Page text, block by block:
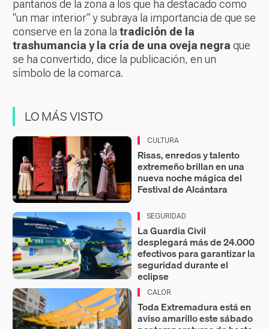
pantanos de la zona a los que ha destacado como
“un mar interior” y subraya la importancia de que se
conserve en la zona la tradición de la
trashumancia y la cría de una oveja negra que
se ha convertido, dice la publicación, en un
símbolo de la comarca.
LO MÁS VISTO
CULTURA
Risas, enredos y talento
extremeño brillan en una
nueva noche mágica del
Festival de Alcántara
SEGURIDAD
La Guardia Civil
desplegará más de 24.000
efectivos para garantizar la
seguridad durante el
eclipse
CALOR
Toda Extremadura está en
aviso amarillo este sábado